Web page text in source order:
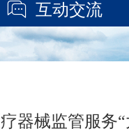
互动交流
器械监管服务